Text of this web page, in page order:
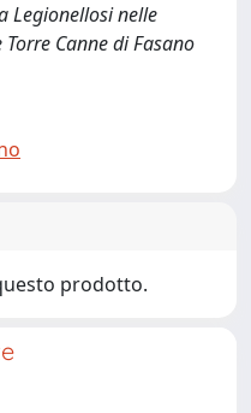
Legionellosi nelle
Canne di Fasano
prodotto.